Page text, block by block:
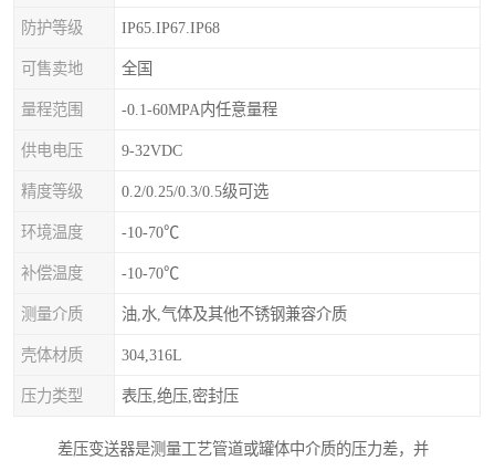
防护等级 IP65.IP67.IP68
可售卖地 全国
量程范围 -0.1-60MPA内任意量程
供电电压 9-32VDC
精度等级 0.2/0.25/0.3/0.5级可选
环境温度 -10-70℃
补偿温度 -10-70℃
测量介质 油,水,气体及其他不锈钢兼容介质
壳体材质 304,316L
压力类型 表压,绝压,密封压
差压变送器是测量工艺管道或罐体中介质的压力差，并